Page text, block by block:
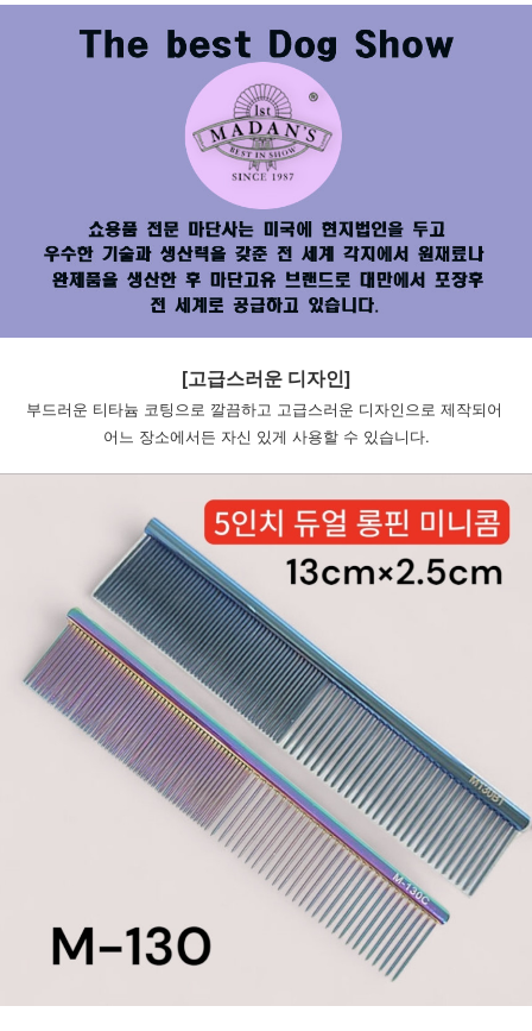
[고급스러운 디자인]
부드러운 티타늄 코팅으로 깔끔하고 고급스러운 디자인으로 제작되어
어느 장소에서든 자신 있게 사용할 수 있습니다.